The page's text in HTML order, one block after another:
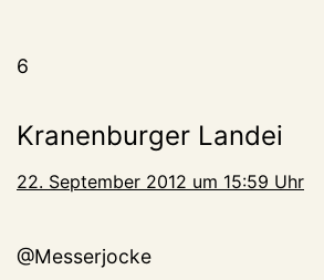
6
Kranenburger Landei
22. September 2012 um 15:59 Uhr
@Messerjocke